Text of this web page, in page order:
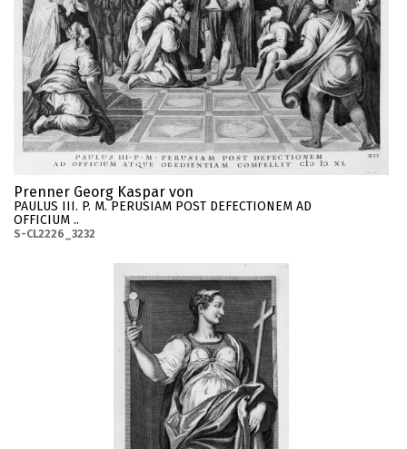
Prenner Georg Kaspar von
PAULUS III. P. M. PERUSIAM POST DEFECTIONEM AD
OFFICIUM ..
S-CL2226_3232